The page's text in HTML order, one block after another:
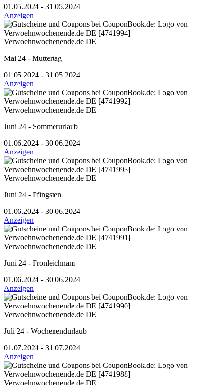
01.05.2024 - 31.05.2024
Anzeigen
Verwoehnwochenende.de DE
Mai 24 - Muttertag
01.05.2024 - 31.05.2024
Anzeigen
Verwoehnwochenende.de DE
Juni 24 - Sommerurlaub
01.06.2024 - 30.06.2024
Anzeigen
Verwoehnwochenende.de DE
Juni 24 - Pfingsten
01.06.2024 - 30.06.2024
Anzeigen
Verwoehnwochenende.de DE
Juni 24 - Fronleichnam
01.06.2024 - 30.06.2024
Anzeigen
Verwoehnwochenende.de DE
Juli 24 - Wochenendurlaub
01.07.2024 - 31.07.2024
Anzeigen
Verwoehnwochenende.de DE